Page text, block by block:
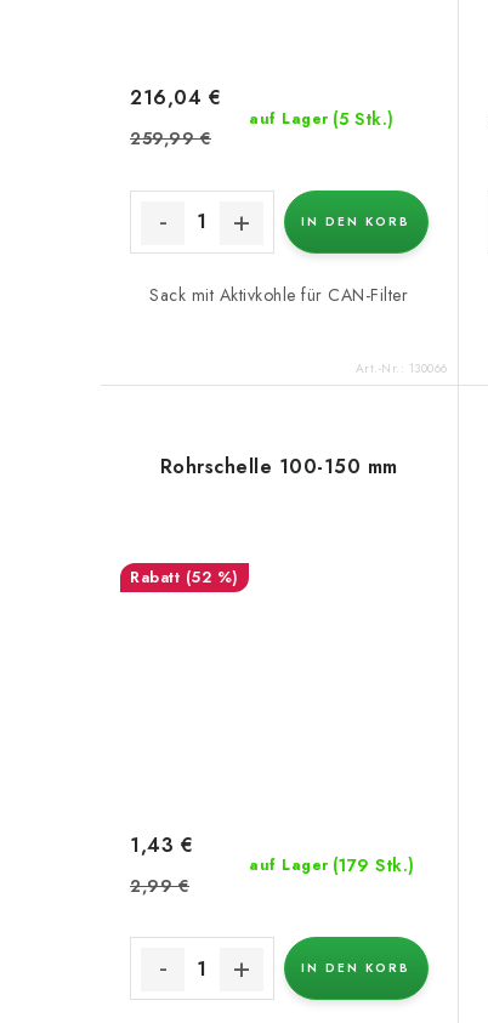
auf Lager (5 Stk.)
216,04 €
259,99 €
IN DEN KORB
Sack mit Aktivkohle für CAN-Filter
Art.-Nr.: 130066
Rohrschelle 100-150 mm
(52 %)
auf Lager (179 Stk.)
1,43 €
2,99 €
IN DEN KORB